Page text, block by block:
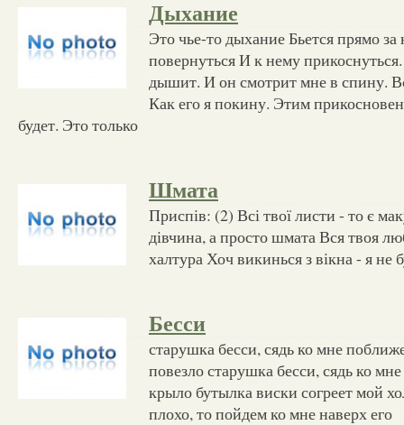
Дыхание
Это чье-то дыхание Бьется прямо
повернуться И к нему
дышит. И он смотрит мне в спину.
Как его я покину. Этим
будет. Это только
Шмата
Приспів: (2) Всі твої листи - то є
дівчина, а просто шмата Вся твоя
халтура Хоч викинься з вікна - я не
Бесси
старушка бесси, сядь ко мне
повезло старушка бесси, сядь ко
крыло бутылка виски согреет мой
плохо, то пойдем ко мне наверх его